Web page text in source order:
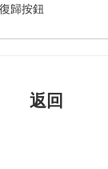
歸按鈕